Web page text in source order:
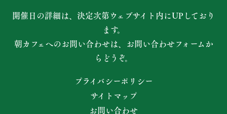
開催日の詳細は、決定次第ウェブサイト内にUPしており
ます。
朝カフェへのお問い合わせは、お問い合わせフォームか
らどうぞ。
プライバシーポリシー
サイトマップ
お問い合わせ